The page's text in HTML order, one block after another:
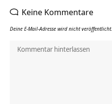
Keine Kommentare
Deine E-Mail-Adresse wird nicht veröffentlicht.